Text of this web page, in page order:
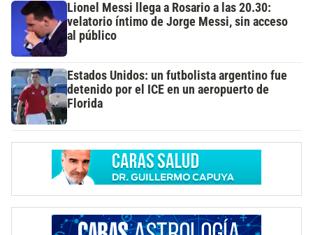
Lionel Messi llega a Rosario a las 20.30:
velatorio íntimo de Jorge Messi, sin acceso
al público
Estados Unidos: un futbolista argentino fue
detenido por el ICE en un aeropuerto de
Florida